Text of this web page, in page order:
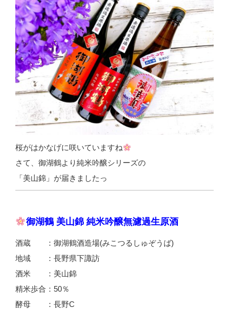
桜がはかなげに咲いていますね
さて、御湖鶴より純米吟醸シリーズの
「美山錦」が届きましたっ
御湖鶴 美山錦 純米吟醸無濾過生原酒
酒蔵 ：御湖鶴酒造場(みこつるしゅぞうば)
地域 ：長野県下諏訪
酒米 ：美山錦
精米歩合：50％
酵母 ：長野C